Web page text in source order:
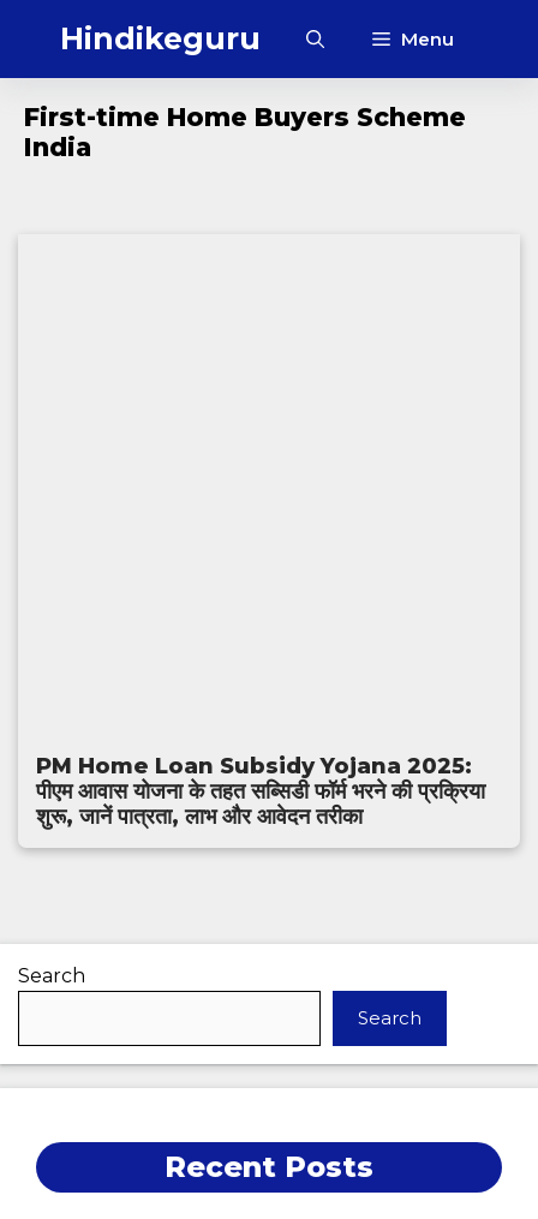
Hindikeguru Menu
First-time Home Buyers Scheme
India
PM Home Loan Subsidy Yojana 2025:
पीएम आवास योजना के तहत सब्सिडी फॉर्म भरने की प्रक्रिया
शुरू, जानें पात्रता, लाभ और आवेदन तरीका
Search
Search
Recent Posts